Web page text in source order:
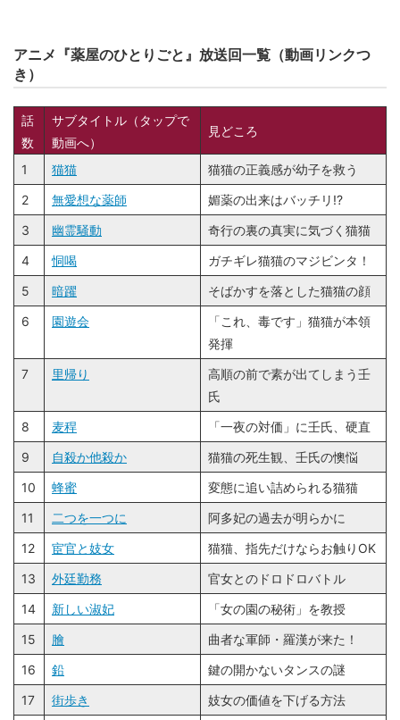
アニメ『薬屋のひとりごと』放送回一覧（動画リンクつ
き）
話
数
サブタイトル（タップで
動画へ）
見どころ
1 猫猫
猫猫の正義感が幼子を救う
2
無愛想な薬師
媚薬の出来はバッチリ!?
3
幽霊騒動
奇行の裏の真実に気づく猫猫
4
恫喝
ガチギレ猫猫のマジビンタ！
5
暗躍
そばかすを落とした猫猫の顔
6
園遊会
「これ、毒です」猫猫が本領
発揮
7
里帰り
高順の前で素が出てしまう壬
氏
8
麦稈
「一夜の対価」に壬氏、硬直
9
自殺か他殺か
猫猫の死生観、壬氏の懊悩
10
蜂蜜
変態に追い詰められる猫猫
11
二つを一つに
阿多妃の過去が明らかに
12
宦官と妓女
猫猫、指先だけならお触りOK
13
外廷勤務
官女とのドロドロバトル
14
新しい淑妃
「女の園の秘術」を教授
15
膾
曲者な軍師・羅漢が来た！
16
鉛
鍵の開かないタンスの謎
17
街歩き
妓女の価値を下げる方法